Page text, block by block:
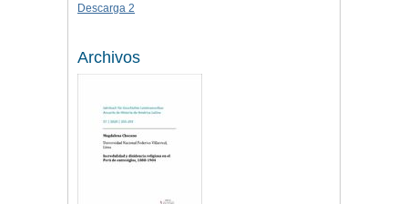
Descarga 2
Archivos